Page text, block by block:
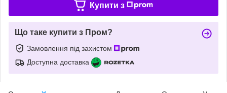
Купити з
Що таке купити з Пром?
Замовлення під захистом
Доступна доставка